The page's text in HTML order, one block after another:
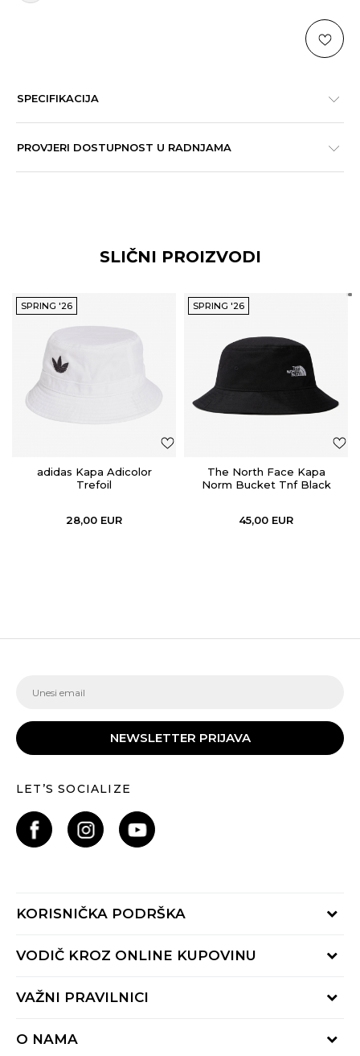
SPECIFIKACIJA
PROVJERI DOSTUPNOST U RADNJAMA
SLIČNI PROIZVODI
SPRING '26
adidas Kapa Adicolor
Trefoil
28,00 EUR
SPRING '26
The North Face Kapa
Norm Bucket Tnf Black
45,00 EUR
NEWSLETTER PRIJAVA
LET’S SOCIALIZE
KORISNIČKA PODRŠKA
Provjeri status porudžbine
Radno vrijeme 9-16h
VODIČ KROZ ONLINE KUPOVINU
Načini isporuke
Reklamacije
VAŽNI PRAVILNICI
O NAMA